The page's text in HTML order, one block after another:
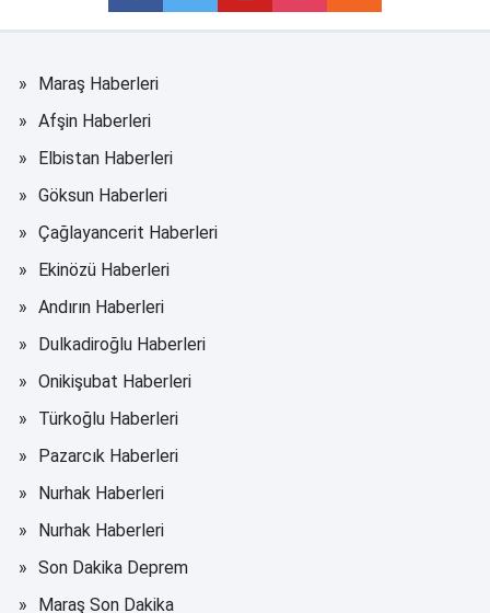
Maraş Haberleri
Afşin Haberleri
Elbistan Haberleri
Göksun Haberleri
Çağlayancerit Haberleri
Ekinözü Haberleri
Andırın Haberleri
Dulkadiroğlu Haberleri
Onikişubat Haberleri
Türkoğlu Haberleri
Pazarcık Haberleri
Nurhak Haberleri
Nurhak Haberleri
Son Dakika Deprem
Maraş Son Dakika